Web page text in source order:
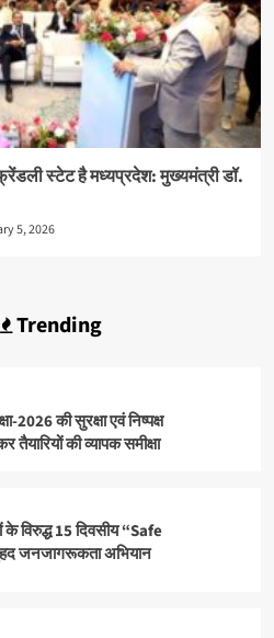
स्टेट है मध्यप्रदेश: मुख्यमंत्री डॉ.
5, 2026
Trending
2026 की सुरक्षा एवं निष्पक्ष
की व्यापक समीक्षा
के विरुद्ध 15 दिवसीय “Safe
जनजागरूकता अभियान